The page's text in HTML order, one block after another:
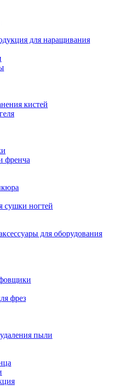
для наращивания
кистей
френча
ногтей
для оборудования
фрез
пыли